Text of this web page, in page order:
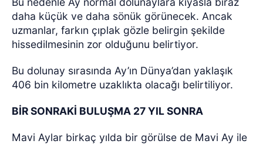
daha küçük ve daha sönük görünecek. Ancak
uzmanlar, farkın çıplak gözle belirgin şekilde
hissedilmesinin zor olduğunu belirtiyor.
Bu dolunay sırasında Ay’ın Dünya’dan yaklaşık
406 bin kilometre uzaklıkta olacağı belirtiliyor.
BİR SONRAKİ BULUŞMA 27 YIL SONRA
Mavi Aylar birkaç yılda bir görülse de Mavi Ay ile